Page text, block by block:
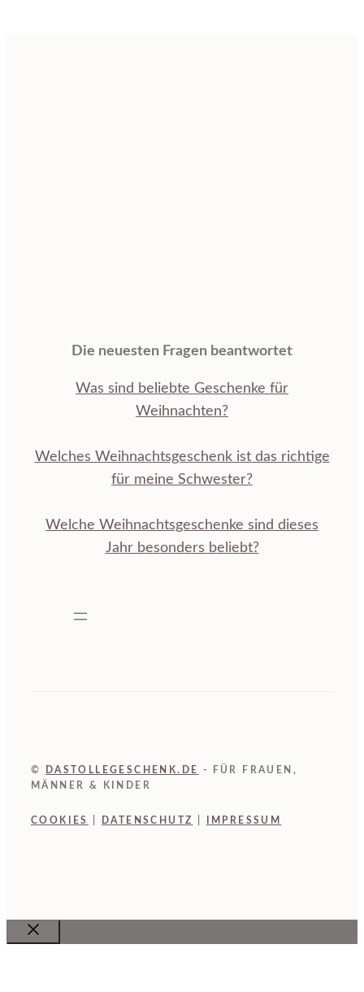
Die neuesten Fragen beantwortet
Was sind beliebte Geschenke für
Weihnachten?
Welches Weihnachtsgeschenk ist das richtige
für meine Schwester?
Welche Weihnachtsgeschenke sind dieses
Jahr besonders beliebt?
© DASTOLLEGESCHENK.DE
- FÜR FRAUEN,
MÄNNER & KINDER
COOKIES DATENSCHUTZ IMPRESSUM